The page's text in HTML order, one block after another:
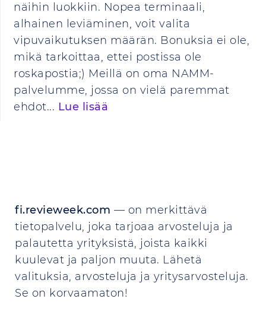
näihin luokkiin. Nopea terminaali,
alhainen leviäminen, voit valita
vipuvaikutuksen määrän. Bonuksia ei ole,
mikä tarkoittaa, ettei postissa ole
roskapostia;) Meillä on oma NAMM-
palvelumme, jossa on vielä paremmat
ehdot... Lue lisää
fi.revieweek.com — on merkittävä
tietopalvelu, joka tarjoaa arvosteluja ja
palautetta yrityksistä, joista kaikki
kuulevat ja paljon muuta. Lähetä
valituksia, arvosteluja ja yritysarvosteluja.
Se on korvaamaton!